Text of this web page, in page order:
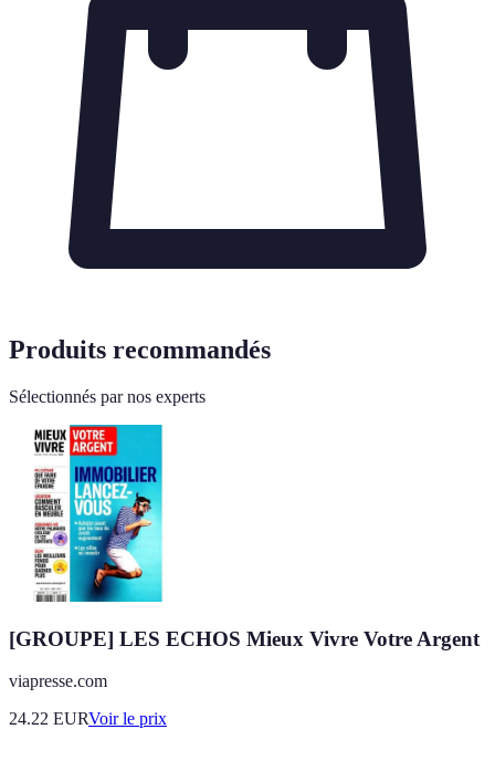
Produits recommandés
Sélectionnés par nos experts
[GROUPE] LES ECHOS Mieux Vivre Votre Argent
viapresse.com
24.22 EURVoir le prix